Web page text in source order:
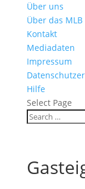
Über uns
Über das MLB
Kontakt
Mediadaten
Impressum
Hilfe
Select Page